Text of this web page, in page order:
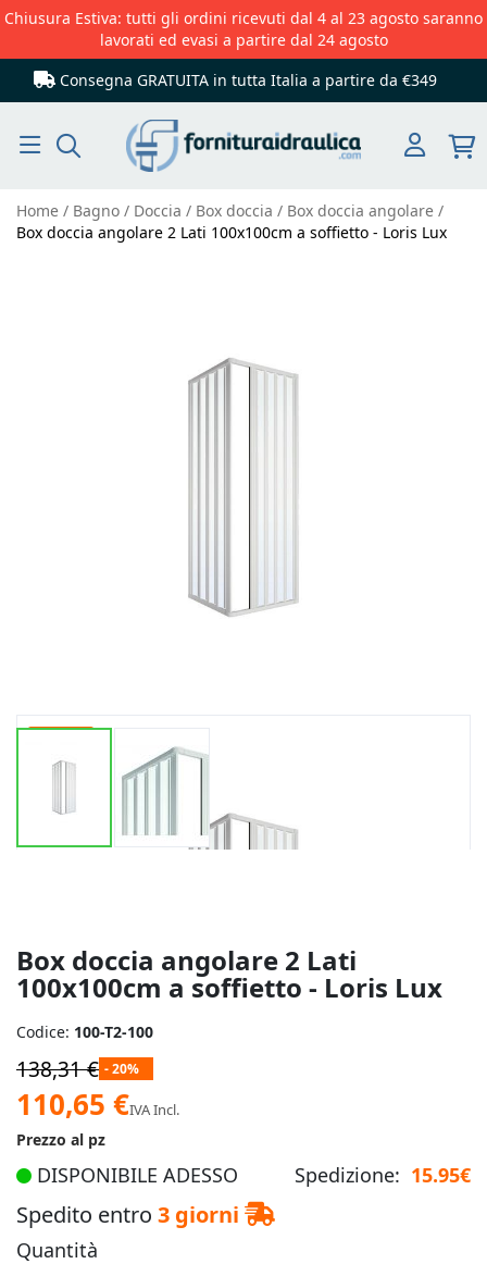
Chiusura Estiva: tutti gli ordini ricevuti dal 4 al 23 agosto saranno
lavorati ed evasi a partire dal 24 agosto
Consegna GRATUITA in tutta Italia a partire da €349
Home Bagno Doccia Box doccia
Box doccia angolare
Box doccia angolare 2 Lati 100x100cm a soffietto - Loris Lux
Box doccia angolare 2 Lati
100x100cm a soffietto - Loris Lux
immagini
Codice: 100-T2-100
138,31 € - 20%
Prezzo
speciale
110,65 €IVA Incl.
Prezzo al pz
DISPONIBILE ADESSO Spedizione: 15.95€
Spedito entro 3 giorni
Quantità